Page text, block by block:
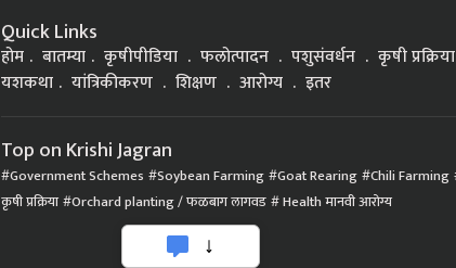
Quick Links
होम बातम्या कृषीपीडिया फलोत्पादन पशुसंवर्धन
कृषी प्रक्रिया
यशकथा
यांत्रिकीकरण शिक्षण आरोग्य इतर
Top on Krishi Jagran
Government Schemes Soybean Farming Goat Rearing Chili Farming
कृषी प्रक्रिया Orchard planting / फळबाग लागवड Health मानवी आरोग्य